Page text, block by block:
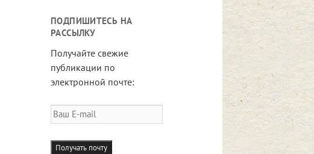
ПОДПИШИТЕСЬ НА
РАССЫЛКУ
Получайте свежие
публикации по
электронной почте:
Ваш
E-
mail
Получать почту